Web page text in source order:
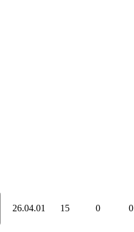
26.04.01 15 0 0